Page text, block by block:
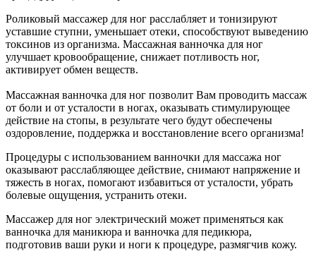
Роликовый массажер для ног расслабляет и тонизируют
уставшие ступни, уменьшает отеки, способствуют выведению
токсинов из организма. Массажная ванночка для ног
улучшает кровообращение, снижает потливость ног,
активирует обмен веществ.
Массажная ванночка для ног позволит Вам проводить массаж
от боли и от усталости в ногах, оказывать стимулирующее
действие на стопы, в результате чего будут обеспечены
оздоровление, поддержка и восстановление всего организма!
Процедуры с использованием ванночки для массажа ног
оказывают расслабляющее действие, снимают напряжение и
тяжесть в ногах, помогают избавиться от усталости, убрать
болевые ощущения, устранить отеки.
Массажер для ног электрический может применяться как
ванночка для маникюра и ванночка для педикюра,
подготовив ваши руки и ноги к процедуре, размягчив кожу.